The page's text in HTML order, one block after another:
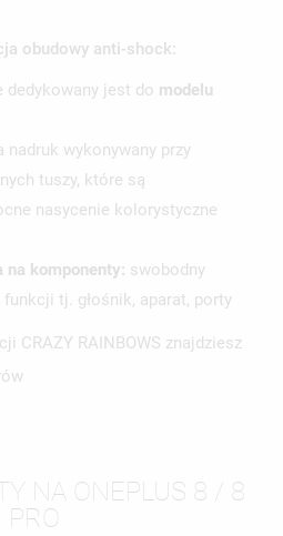
obudowy anti-shock:
dedykowany jest do modelu
nadruk wykonywany przy
tuszy, które są
nasycenie kolorystyczne
na komponenty: swobodny
tj. głośnik, aparat, porty
CRAZY RAINBOWS znajdziesz
NA ONEPLUS 8 / 8
PRO